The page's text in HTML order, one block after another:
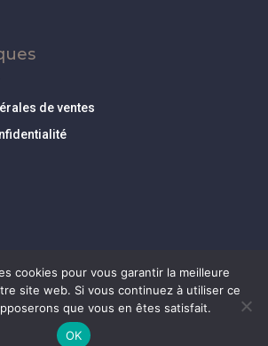
de ventes
Mentions Légales
de confidentialité
cookies pour vous garantir la meilleure
site web. Si vous continuez à utiliser ce
que vous en êtes satisfait.
OK